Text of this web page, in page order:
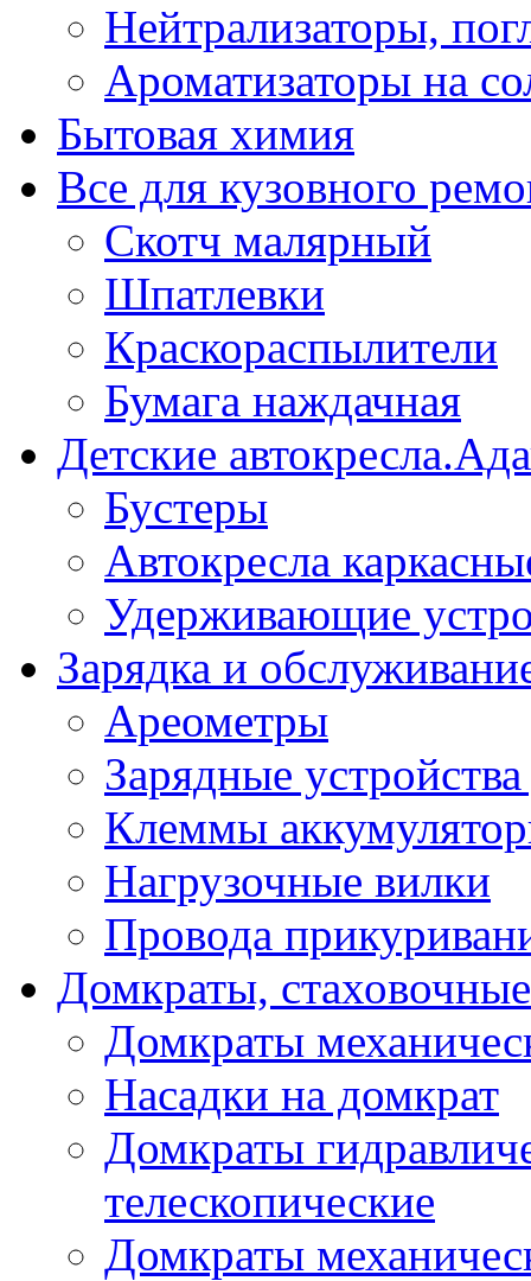
Нейтрализаторы,
Ароматизаторы на
Бытовая химия
Все для кузовного
Скотч малярный
Шпатлевки
Краскораспылители
Бумага наждачная
Детские
Бустеры
Автокресла
Удерживающие
Зарядка и
Ареометры
Зарядные
Клеммы
Нагрузочные вилки
Провода
Домкраты,
Домкраты
Насадки на домкрат
Домкраты
телескопические
Домкраты